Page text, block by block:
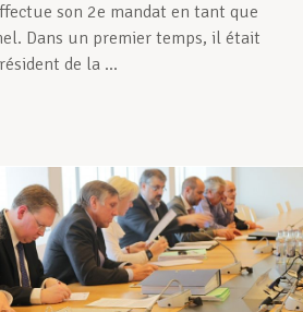
son 2e mandat en tant que
Dans un premier temps, il était
de la ...